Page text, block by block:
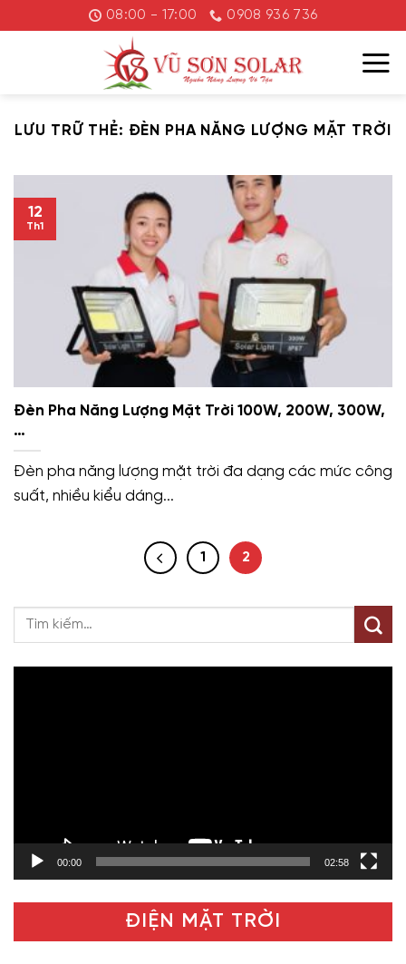
đến
08:00 - 17:00 0908 936 736
LƯU TRỮ THẺ: ĐÈN PHA NĂNG LƯỢNG MẶT TRỜI
Đèn Pha Năng Lượng Mặt Trời 100W, 200W, 300W,
…
Đèn pha năng lượng mặt trời đa dạng các mức công
suất, nhiều kiểu dáng...
12
Th1
1 2
00:00 02:58
ĐIỆN MẶT TRỜI